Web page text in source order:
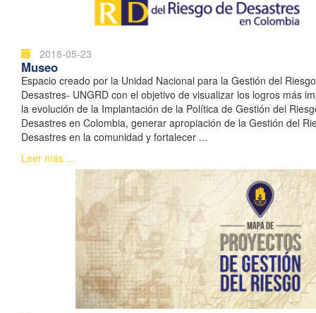
2018-05-23
Museo
Espacio creado por la Unidad Nacional para la Gestión del
Desastres- UNGRD con el objetivo de visualizar los logros más
la evolución de la Implantación de la Política de Gestión del
Desastres en Colombia, generar apropiación de la Gestión del
Desastres en la comunidad y fortalecer ...
Leer más ...